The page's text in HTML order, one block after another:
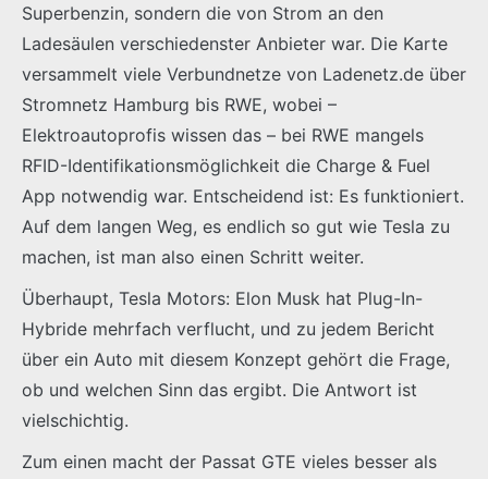
Superbenzin, sondern die von Strom an den
Ladesäulen verschiedenster Anbieter war. Die Karte
versammelt viele Verbundnetze von Ladenetz.de über
Stromnetz Hamburg bis RWE, wobei –
Elektroautoprofis wissen das – bei RWE mangels
RFID-Identifikationsmöglichkeit die Charge & Fuel
App notwendig war. Entscheidend ist: Es funktioniert.
Auf dem langen Weg, es endlich so gut wie Tesla zu
machen, ist man also einen Schritt weiter.
Überhaupt, Tesla Motors: Elon Musk hat Plug-In-
Hybride mehrfach verflucht, und zu jedem Bericht
über ein Auto mit diesem Konzept gehört die Frage,
ob und welchen Sinn das ergibt. Die Antwort ist
vielschichtig.
Zum einen macht der Passat GTE vieles besser als